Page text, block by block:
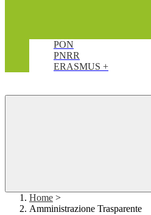
PON
PNRR
ERASMUS +
Home >
Amministrazione Trasparente